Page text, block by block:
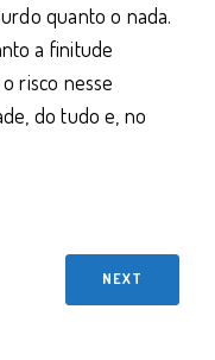
quanto o nada.
a finitude
risco nesse
do tudo e, no
NEXT